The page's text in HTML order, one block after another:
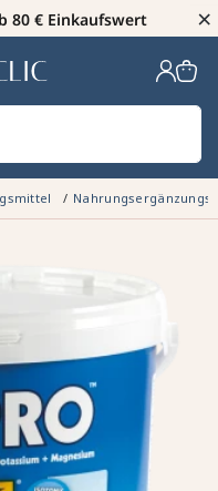
80 € Einkaufswert ×